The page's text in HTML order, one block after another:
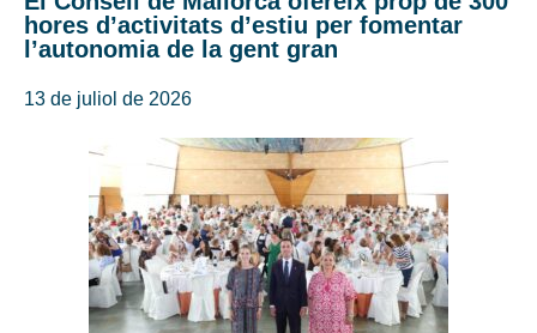
hores d’activitats d’estiu per fomentar
l’autonomia de la gent gran
13 de juliol de 2026